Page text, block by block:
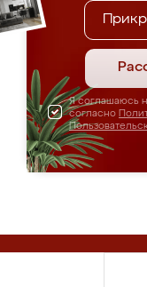
Я соглашаюсь
согласно